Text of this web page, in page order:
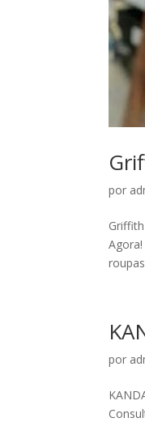
por
por